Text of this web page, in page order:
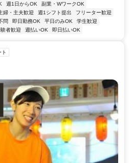
週1日からOK
副業・WワークOK
婦・主夫歓迎 週1シフト提出
フリーター歓迎
問 即日勤務OK 平日のみOK
学生歓迎
者歓迎 週払いOK 即日払いOK